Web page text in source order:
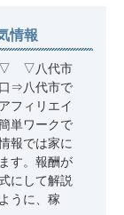
情報
▽ ▽八代市
⇒八代市で
フィリエイ
単ワークで
報では家に
す。報酬が
にして解説
うに、稼